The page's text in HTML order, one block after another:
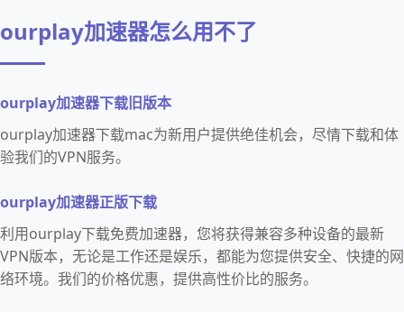
ourplay加速器怎么用不了
ourplay加速器下载旧版本
ourplay加速器下载mac为新用户提供绝佳机会，尽情下载和体
验我们的VPN服务。
ourplay加速器正版下载
利用ourplay下载免费加速器，您将获得兼容多种设备的最新
VPN版本，无论是工作还是娱乐，都能为您提供安全、快捷的网
络环境。我们的价格优惠，提供高性价比的服务。